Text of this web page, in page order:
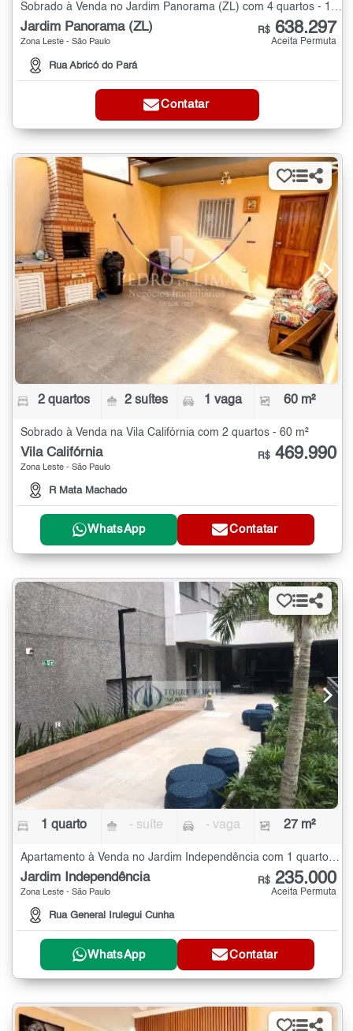
Sobrado à Venda no Jardim Panorama (ZL) com 4 quartos - 160 m²
Jardim Panorama (ZL)
Zona Leste - São Paulo
Rua Abricó do Pará
R$ 638.297
Aceita Permuta
Contatar
2 quartos 2 suítes 1 vaga 60 m²
Sobrado à Venda na Vila Califórnia com 2 quartos - 60 m²
Vila Califórnia
Zona Leste - São Paulo
R Mata Machado
R$ 469.990
WhatsApp Contatar
1 quarto - suíte - vaga 27 m²
Apartamento à Venda no Jardim Independência com 1 quarto - 27 m²
Jardim Independência
Zona Leste - São Paulo
Rua General Irulegui Cunha
R$ 235.000
Aceita Permuta
WhatsApp Contatar